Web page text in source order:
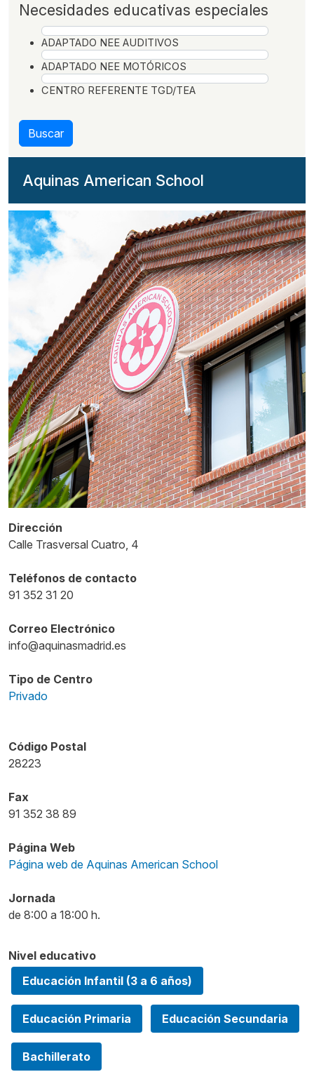
Aquinas American School
Dirección
Calle Trasversal Cuatro, 4
Teléfonos de contacto
91 352 31 20
Correo Electrónico
info@aquinasmadrid.es
Tipo de Centro
Privado
Código Postal
28223
Fax
91 352 38 89
Página Web
Página web de Aquinas American School
Jornada
de 8:00 a 18:00 h.
Nivel educativo
Educación Infantil (3 a 6 años)
Educación Primaria Educación Secundaria
Bachillerato
Necesidades educativas especiales
ADAPTADO NEE AUDITIVOS
ADAPTADO NEE MOTÓRICOS
CENTRO REFERENTE TGD/TEA
Buscar